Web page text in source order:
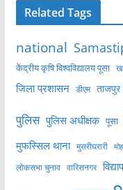
Related Tags
national
केंद्रीय कृषि विश्वविद्यालय पूसा
जिला प्रशासन डीएम ताजपुर
पुलिस पुलिस अधीक्षक पूसा
मुफस्सिल थाना मुसरीघरारी
लोकसभा चुनाव वारिसनगर